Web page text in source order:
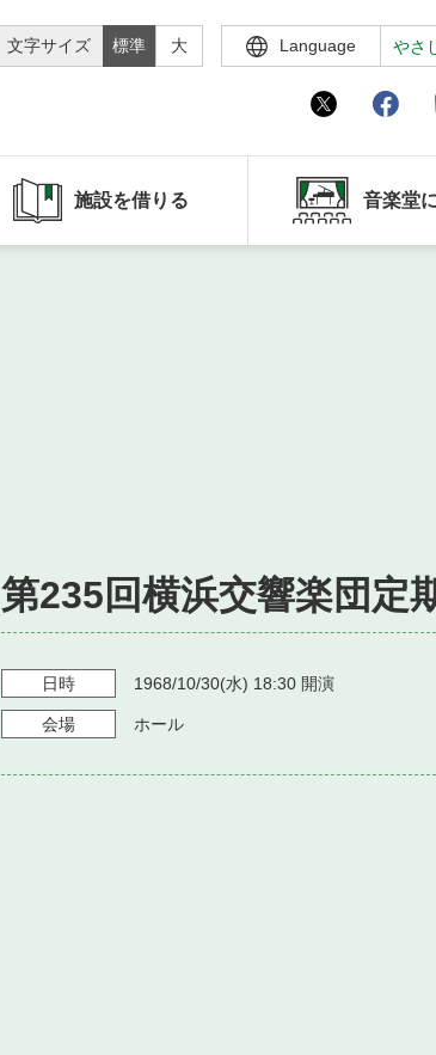
文字サイズ 標準 大 Language やさ
施設を借りる 音楽堂
第235回横浜交響楽団定
日時 1968/10/30(水) 18:30 開演
会場 ホール